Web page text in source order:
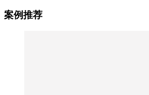
案例推荐